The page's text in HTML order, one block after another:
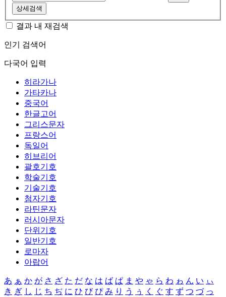
상세검색
결과 내 재검색
인기 검색어
다국어 입력
히라가나
가타카나
중국어
한글고어
그리스문자
프랑스어
독일어
히브리어
괄호기호
학술기호
기술기호
첨자기호
라틴문자
러시아문자
단위기호
일반기호
로마자
아랍어
あ ぁ か が さ ざ た だ な は ば ぱ ま や ゃ ら わ ゎ ん い ぃ
き ぎ し じ ち ぢ に ひ び ぴ み り う ぅ く ぐ す ず つ づ っ